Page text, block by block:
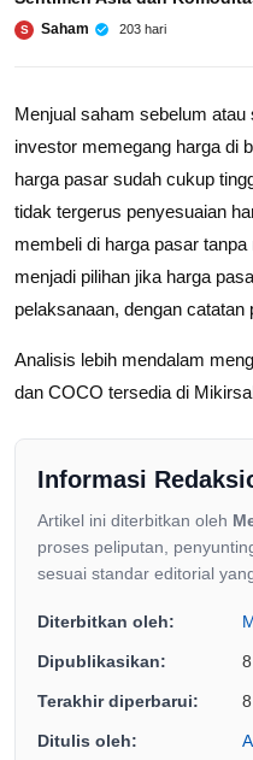
S Saham 203 hari
Menjual saham sebelum
investor memegang harga di
harga pasar sudah cukup
tidak tergerus penyesuaian
membeli di harga pasar
menjadi pilihan jika harga
pelaksanaan, dengan
Analisis lebih mendalam
dan COCO tersedia di
Informasi
Artikel ini diterbitkan oleh
proses peliputan,
sesuai standar editorial
Diterbitkan oleh:
Dipublikasikan:
Terakhir diperbarui:
Ditulis oleh: